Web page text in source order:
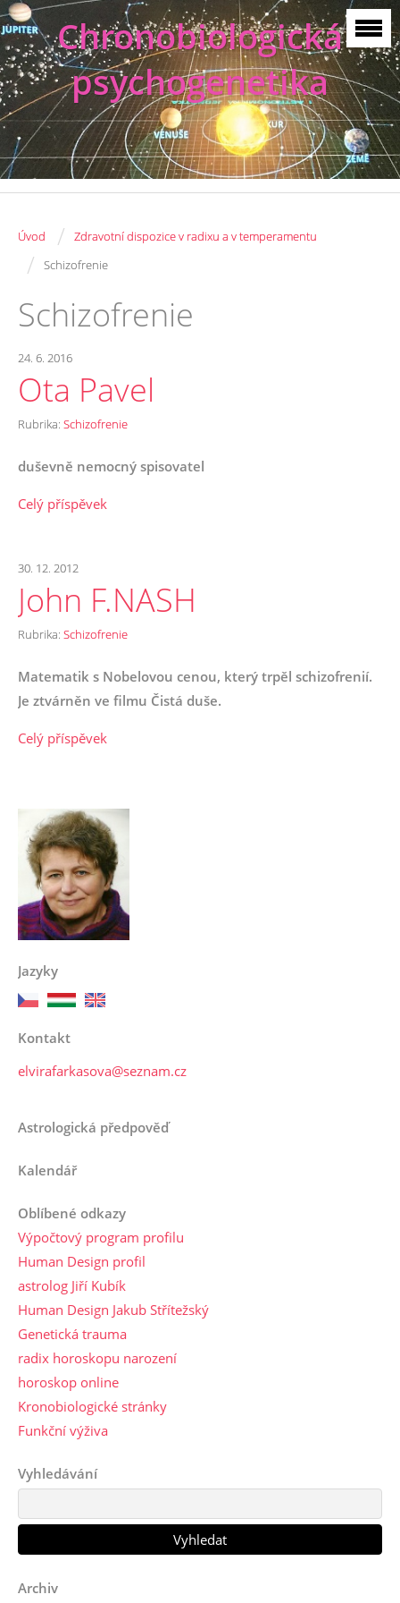
Chronobiologická
psychogenetika
Úvod / Zdravotní dispozice v radixu a v temperamentu
/ Schizofrenie
Schizofrenie
24. 6. 2016
Ota Pavel
Rubrika: Schizofrenie
duševně nemocný spisovatel
Celý příspěvek
30. 12. 2012
John F.NASH
Rubrika: Schizofrenie
Matematik s Nobelovou cenou, který trpěl schizofrenií.
Je ztvárněn ve filmu Čistá duše.
Celý příspěvek
Jazyky
Kontakt
elvirafarkasova@seznam.cz
Astrologická předpověď
Kalendář
Oblíbené odkazy
Výpočtový program profilu
Human Design profil
astrolog Jiří Kubík
Human Design Jakub Střítežský
Genetická trauma
radix horoskopu narození
horoskop online
Kronobiologické stránky
Funkční výživa
Vyhledávání
Archiv